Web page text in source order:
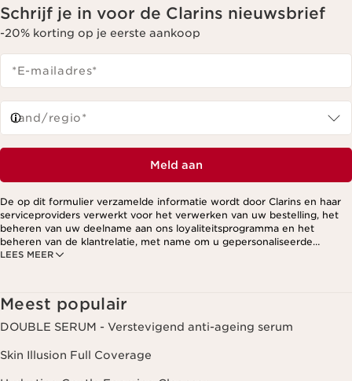
Schrijf je in voor de Clarins nieuwsbrief
-20% korting op je eerste aankoop
*E-mailadres*
Land/regio*
Meld aan
LEES MEER
De op dit formulier verzamelde informatie wordt door Clarins en haar
serviceproviders verwerkt voor het verwerken van uw bestelling, het
beheren van uw deelname aan ons loyaliteitsprogramma en het
beheren van de klantrelatie, met name om u gepersonaliseerde
aanbiedingen te kunnen sturen op basis van uw eerdere aankopen en
Meest populair
DOUBLE SERUM - Verstevigend anti-ageing serum
Skin Illusion Full Coverage